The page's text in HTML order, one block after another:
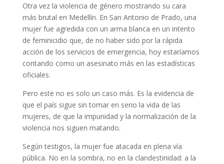
Otra vez la violencia de género mostrando su cara
más brutal en Medellín. En San Antonio de Prado, una
mujer fue agredida con un arma blanca en un intento
de feminicidio que, de no haber sido por la rápida
acción de los servicios de emergencia, hoy estaríamos
contando como un asesinato más en las estadísticas
oficiales.
Pero este no es solo un caso más. Es la evidencia de
que el país sigue sin tomar en serio la vida de las
mujeres, de que la impunidad y la normalización de la
violencia nos siguen matando.
Según testigos, la mujer fue atacada en plena vía
pública. No en la sombra, no en la clandestinidad: a la